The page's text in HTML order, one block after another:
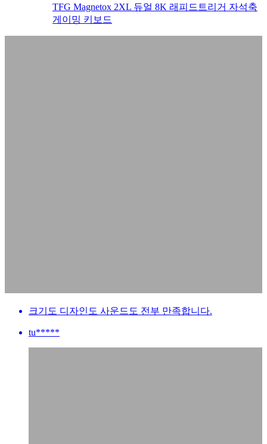
TFG Magnetox 2XL 듀얼 8K 래피드트리거 자석축
게이밍 키보드
크기도 디자인도 사운드도 전부 만족합니다.
tu*****